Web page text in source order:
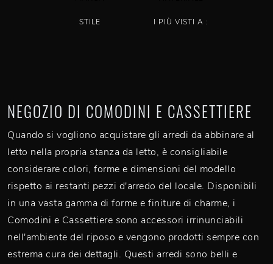
STILE I PIÙ VISTI A :
NEGOZIO DI COMODINI E CASSETTIERE
Quando si vogliono acquistare gli arredi da abbinare al
letto nella propria stanza da letto, è consigliabile
considerare colori, forme e dimensioni del modello
rispetto ai restanti pezzi d'arredo del locale. Disponibili
in una vasta gamma di forme e finiture di charme, i
Comodini e Cassettiere sono accessori irrinunciabili
nell'ambiente del riposo e vengono prodotti sempre con
estrema cura dei dettagli. Questi arredi sono belli e